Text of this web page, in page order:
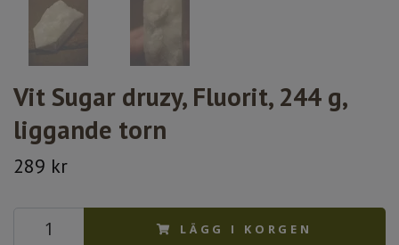
Vit Sugar druzy, Fluorit, 244 g,
liggande torn
289 kr
LÄGG I KORGEN